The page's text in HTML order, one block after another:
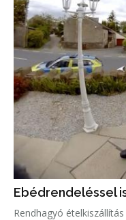
Ebédrendeléssel
Rendhagyó